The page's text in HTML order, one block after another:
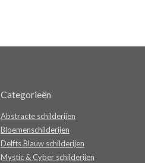
Categorieën
Abstracte schilderijen
Bloemenschilderijen
Delfts Blauw schilderijen
Mystic & Cyber schilderijen